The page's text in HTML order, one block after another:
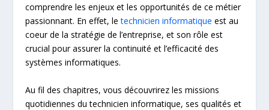
comprendre les enjeux et les opportunités de ce métier
passionnant. En effet, letechnicien informatique est au
coeur de la stratégie de l’entreprise, et son rôle est
crucial pour assurer la continuité et l’efficacité des
systèmes informatiques.
Au fil des chapitres, vous découvrirez les missions
quotidiennes du technicien informatique, ses qualités et